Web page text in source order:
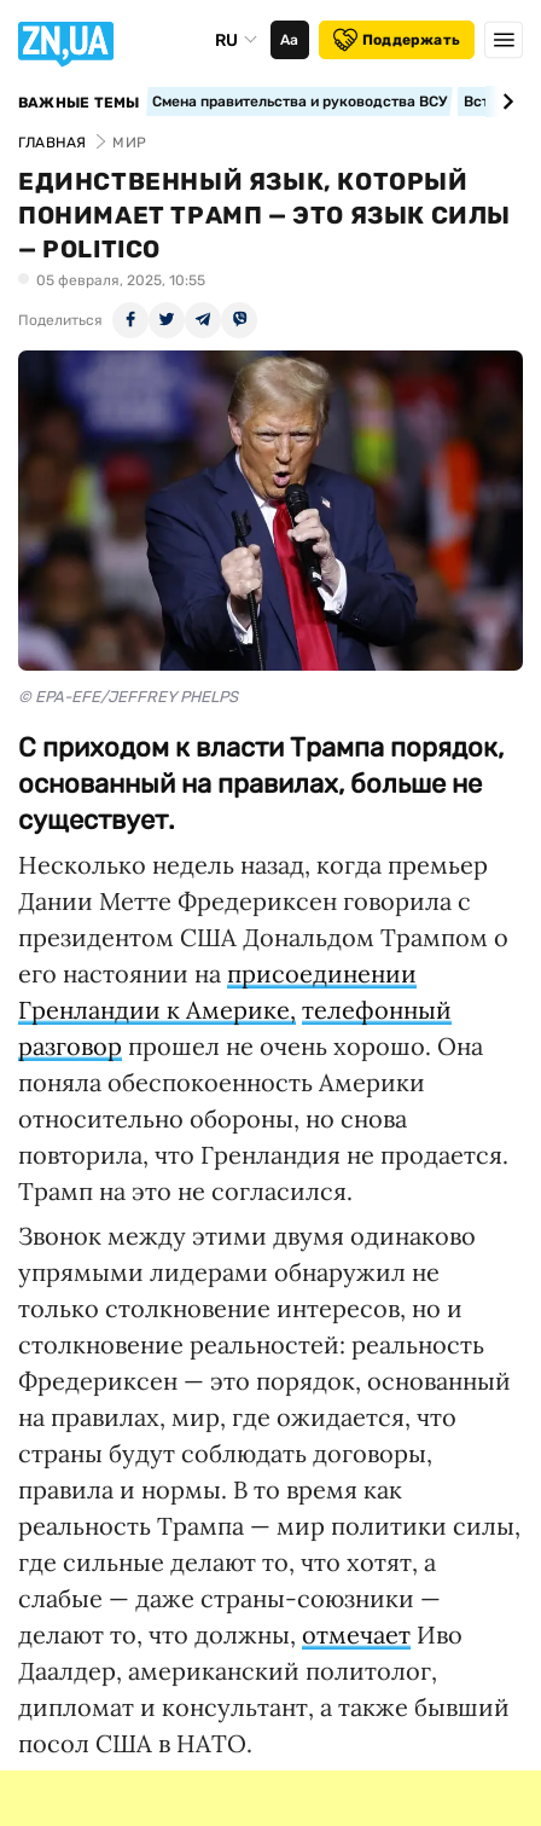
RU Аа Поддержать
ВАЖНЫЕ ТЕМЫ Смена правительства и руководства ВСУ
ГЛАВНАЯ МИР
ЕДИНСТВЕННЫЙ ЯЗЫК, КОТОРЫЙ
ПОНИМАЕТ ТРАМП — ЭТО ЯЗЫК СИЛЫ
— POLITICO
05 февраля, 2025, 10:55
Поделиться
© EPA-EFE/JEFFREY PHELPS
С приходом к власти Трампа порядок,
основанный на правилах, больше не
существует.
Несколько недель назад, когда премьер
Дании Метте Фредериксен говорила с
президентом США Дональдом Трампом о
его настоянии на присоединении
Гренландии к Америке, телефонный
разговор прошел не очень хорошо. Она
поняла обеспокоенность Америки
относительно обороны, но снова
повторила, что Гренландия не продается.
Трамп на это не согласился.
Звонок между этими двумя одинаково
упрямыми лидерами обнаружил не
только столкновение интересов, но и
столкновение реальностей: реальность
Фредериксен — это порядок, основанный
на правилах, мир, где ожидается, что
страны будут соблюдать договоры,
правила и нормы. В то время как
реальность Трампа — мир политики силы,
где сильные делают то, что хотят, а
слабые — даже страны-союзники —
делают то, что должны, отмечает Иво
Даалдер, американский политолог,
дипломат и консультант, а также бывший
посол США в НАТО.